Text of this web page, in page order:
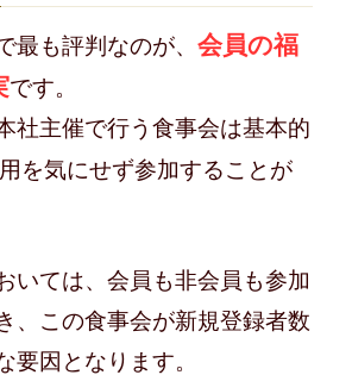
最も評判なのが、 会員の福
です。
社主催で行う食事会は基本的
を気にせず参加することが
いては、会員も非会員も参加
、この食事会が新規登録者数
要因となります。